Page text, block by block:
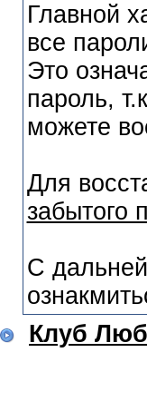
Главной
все
Это
пароль,
можете
Для
забытого
С
Клуб